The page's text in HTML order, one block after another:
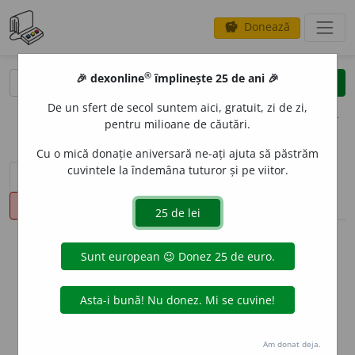
savings Donează
clear
opțiuni
sinteza definițiilor (1) definiții (1)
declinări
info
Aceste definiții sunt compilate de
echipa dexonline. Definițiile
originale se află pe filadefiniții.
Puteți reordona filele pe pagina de
🎉 dexonline® împlinește 25 de ani 🎉
De un sfert de secol suntem aici, gratuit, zi de zi,
pentru milioane de căutări.
Cu o mică donație aniversară ne-ați ajuta să păstrăm
cuvintele la îndemâna tuturor și pe viitor.
Am donat deja.